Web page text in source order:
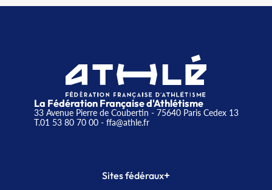
La Fédération Française d'Athlétisme
33 Avenue Pierre de Coubertin - 75640 Paris Cedex 13
T.01 53 80 70 00- ffa@athle.fr
Sites fédéraux+